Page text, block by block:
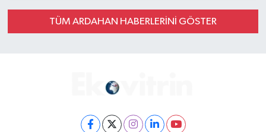
TÜM ARDAHAN HABERLERINI GÖSTER